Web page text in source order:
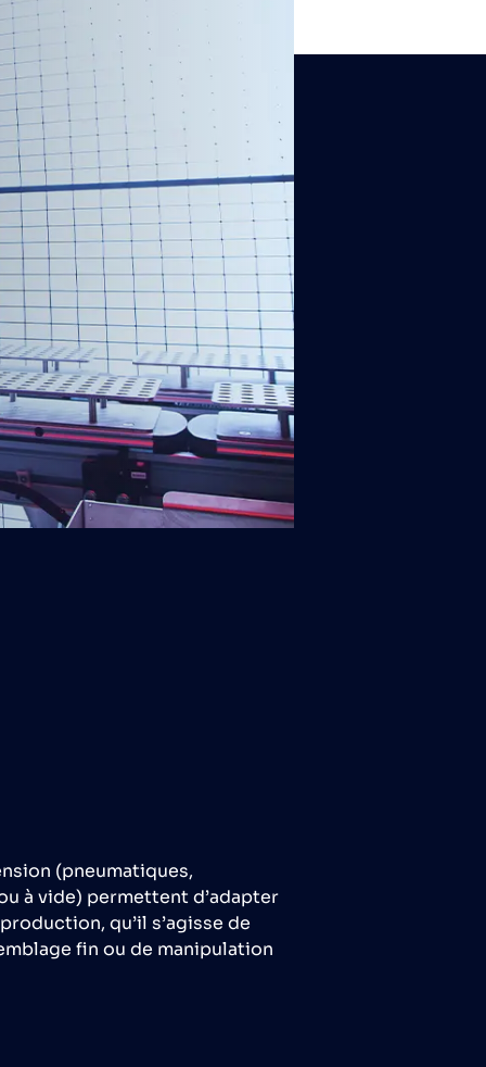
(pneumatiques,
à vide) permettent d’adapter
qu’il s’agisse de
fin ou de manipulation